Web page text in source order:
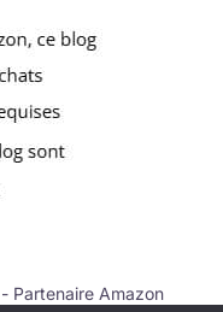
Partenaire Amazon